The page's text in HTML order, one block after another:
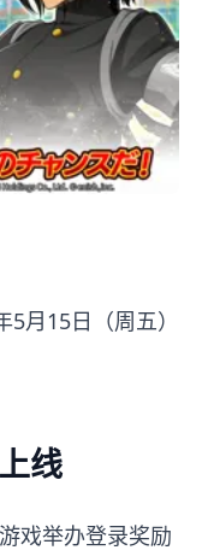
月15日（周五）
线
戏举办登录奖励